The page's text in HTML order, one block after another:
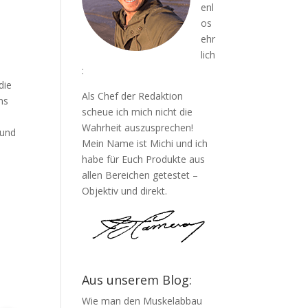
enl
os
ehr
lich
:
Als Chef der Redaktion
scheue ich mich nicht die
Wahrheit auszusprechen!
Mein Name ist Michi und ich
habe für Euch Produkte aus
allen Bereichen getestet –
Objektiv und direkt.
Aus unserem Blog:
Wie man den Muskelabbau